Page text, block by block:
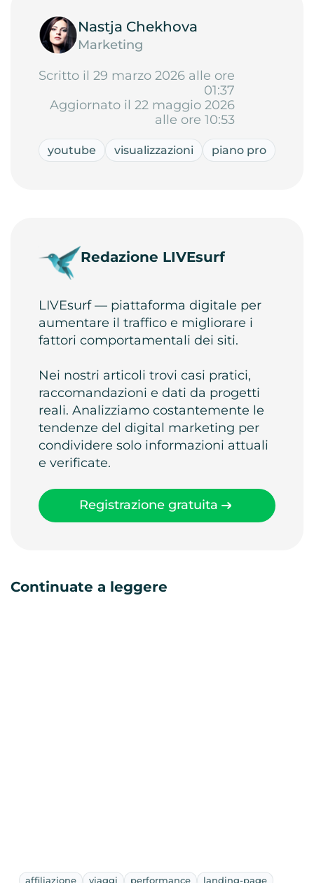
Nastja Chekhova
Marketing
Scritto il 29 marzo 2026 alle ore
01:37
Aggiornato il 22 maggio 2026
alle ore 10:53
youtube visualizzazioni piano pro
Redazione LIVEsurf
LIVEsurf — piattaforma digitale per
aumentare il traffico e migliorare i
fattori comportamentali dei siti.
Nei nostri articoli trovi casi pratici,
raccomandazioni e dati da progetti
reali. Analizziamo costantemente le
tendenze del digital marketing per
condividere solo informazioni attuali
e verificate.
Registrazione gratuita
Continuate a leggere
affiliazione viaggi performance landing-page